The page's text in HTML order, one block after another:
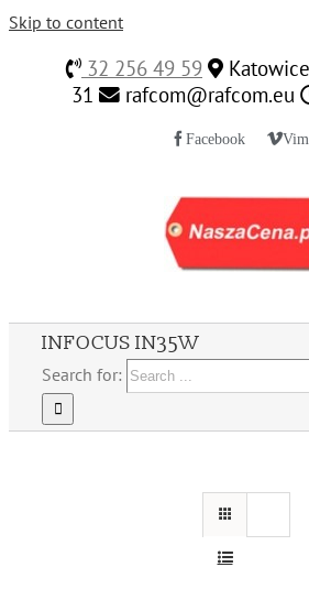
Skip to content
32 256 49 59
31
rafcom@rafcom.eu
Facebook
INFOCUS IN35W
Search for: